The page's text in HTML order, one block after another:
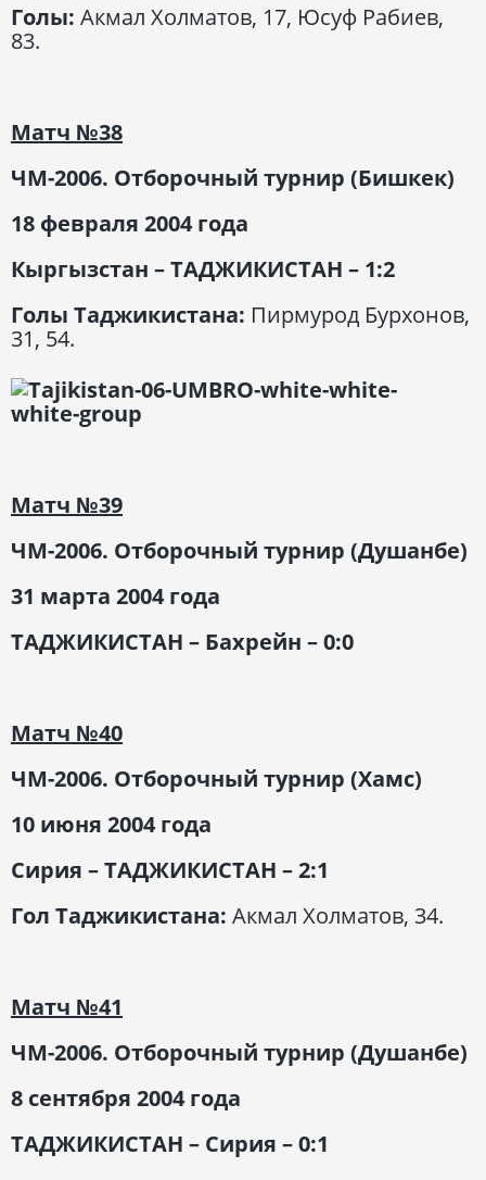
Голы: Акмал Холматов, 17, Юсуф Рабиев,
83.
Матч №38
ЧМ-2006. Отборочный турнир (Бишкек)
18 февраля 2004 года
Кыргызстан – ТАДЖИКИСТАН – 1:2
Голы Таджикистана: Пирмурод Бурхонов,
31, 54.
Матч №39
ЧМ-2006. Отборочный турнир (Душанбе)
31 марта 2004 года
ТАДЖИКИСТАН – Бахрейн – 0:0
Матч №40
ЧМ-2006. Отборочный турнир (Хамс)
10 июня 2004 года
Сирия – ТАДЖИКИСТАН – 2:1
Гол Таджикистана: Акмал Холматов, 34.
Матч №41
ЧМ-2006. Отборочный турнир (Душанбе)
8 сентября 2004 года
ТАДЖИКИСТАН – Сирия – 0:1